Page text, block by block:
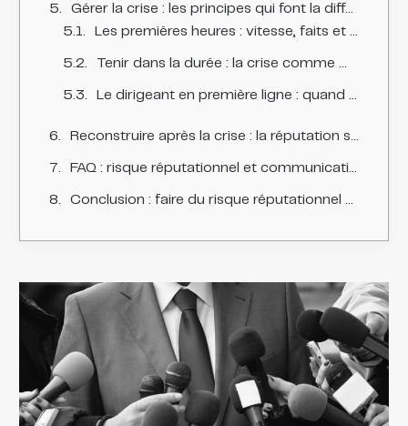
Gérer la crise : les principes qui font la différence quand la tempête frappe
Les premières heures : vitesse, faits et empathie
Tenir dans la durée : la crise comme marathon médiatique
Le dirigeant en première ligne : quand et comment s'exposer
Reconstruire après la crise : la réputation se répare par les actes
FAQ : risque réputationnel et communication de crise
Conclusion : faire du risque réputationnel une compétence de direction générale